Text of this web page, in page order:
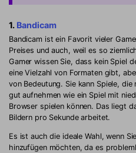
1. Bandicam
Bandicam ist ein Favorit vieler
Preises und auch, weil es so
Gamer wissen Sie, dass kein Spiel
eine Vielzahl von Formaten gibt,
von Bedeutung. Sie kann Spiele,
gut aufnehmen wie ein Spiel mit
Browser spielen können. Das liegt
Bildern pro Sekunde arbeitet.
Es ist auch die ideale Wahl, wenn
hinzufügen möchten, da es